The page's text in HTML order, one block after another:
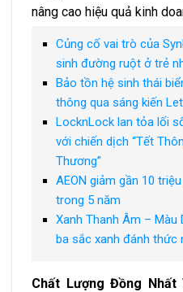
nâng cao hiệu quả kinh
Củng cố vai trò của
sinh đường ruột ở trẻ
Bảo tồn hệ sinh thái
thông qua sáng kiến
LocknLock lan tỏa lối
với chiến dịch “Tết
Thương”
AEON giảm gần 10
trong 5 năm
Xanh Thanh Âm – Màu
ba sắc xanh đánh thức
Chất Lượng Đồng